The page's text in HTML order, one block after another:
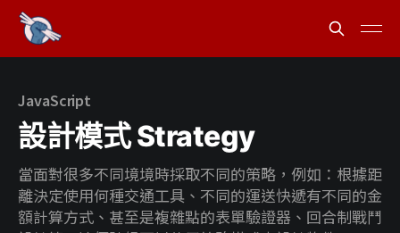
JavaScript
設計模式 Strategy
當面對很多不同境境時採取不同的策略，例如：根據距
離決定使用何種交通工具、不同的運送快遞有不同的金
額計算方式、甚至是複雜點的表單驗證器、回合制戰鬥